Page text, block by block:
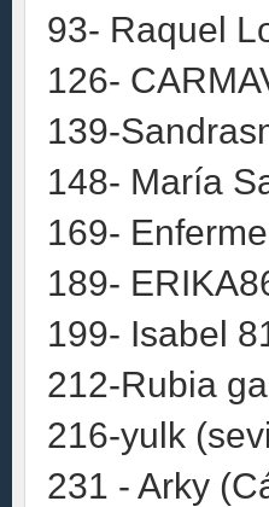
93- Raquel
126-
139-
148- María
169-
189-
199- Isabel
212-Rubia
216-yulk
231 - Arky